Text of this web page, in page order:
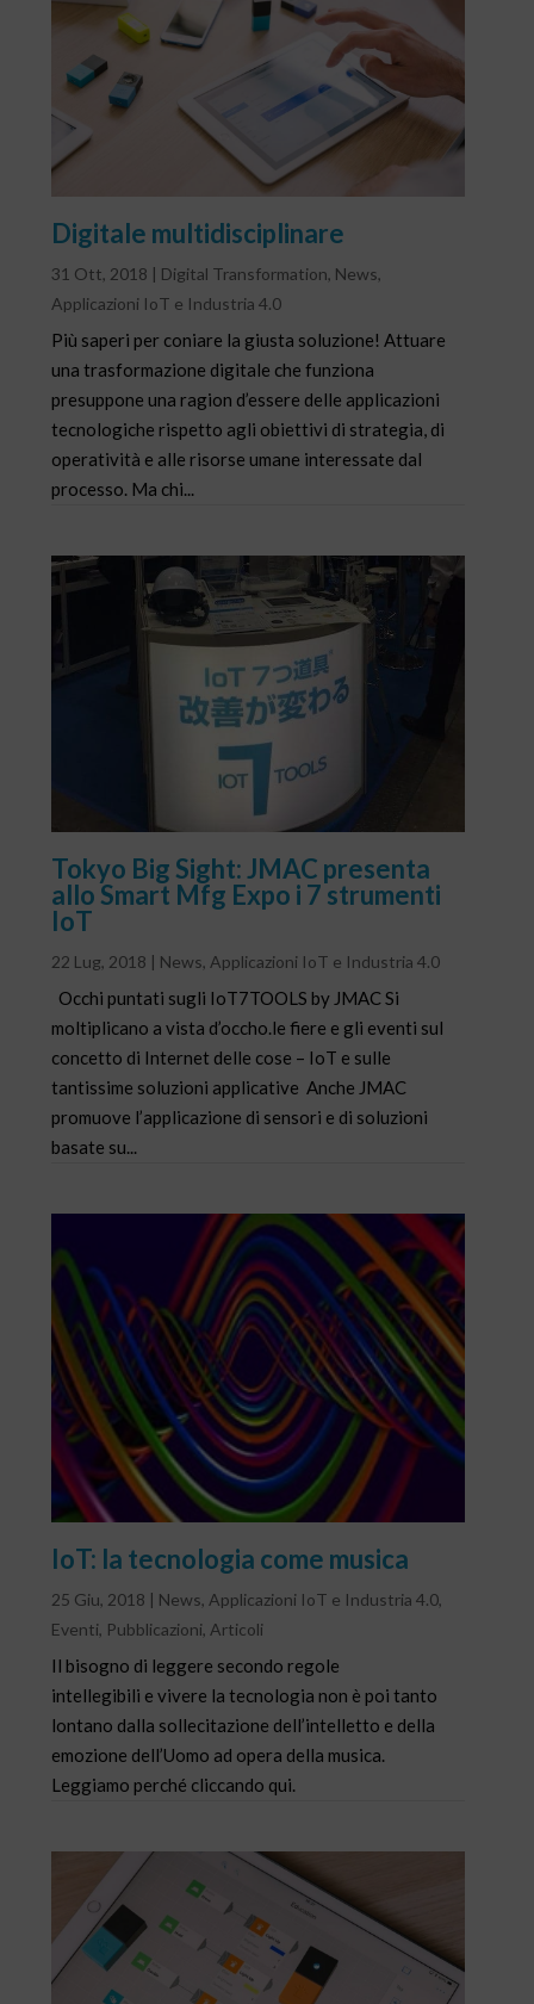
Digitale multidisciplinare
31 Ott, 2018 | Digital Transformation, News,
Applicazioni IoT e Industria 4.0
Più saperi per coniare la giusta soluzione! Attuare
una trasformazione digitale che funziona
presuppone una ragion d’essere delle applicazioni
tecnologiche rispetto agli obiettivi di strategia, di
operatività e alle risorse umane interessate dal
processo. Ma chi...
Tokyo Big Sight: JMAC presenta
allo Smart Mfg Expo i 7 strumenti
IoT
22 Lug, 2018 | News, Applicazioni IoT e Industria 4.0
Occhi puntati sugli IoT7TOOLS by JMAC Si
moltiplicano a vista d’occho.le fiere e gli eventi sul
concetto di Internet delle cose – IoT e sulle
tantissime soluzioni applicative Anche JMAC
promuove l’applicazione di sensori e di soluzioni
basate su...
IoT: la tecnologia come musica
25 Giu, 2018 | News, Applicazioni IoT e Industria 4.0,
Eventi, Pubblicazioni, Articoli
Il bisogno di leggere secondo regole
intellegibili e vivere la tecnologia non è poi tanto
lontano dalla sollecitazione dell’intelletto e della
emozione dell’Uomo ad opera della musica.
Leggiamo perché cliccando qui.